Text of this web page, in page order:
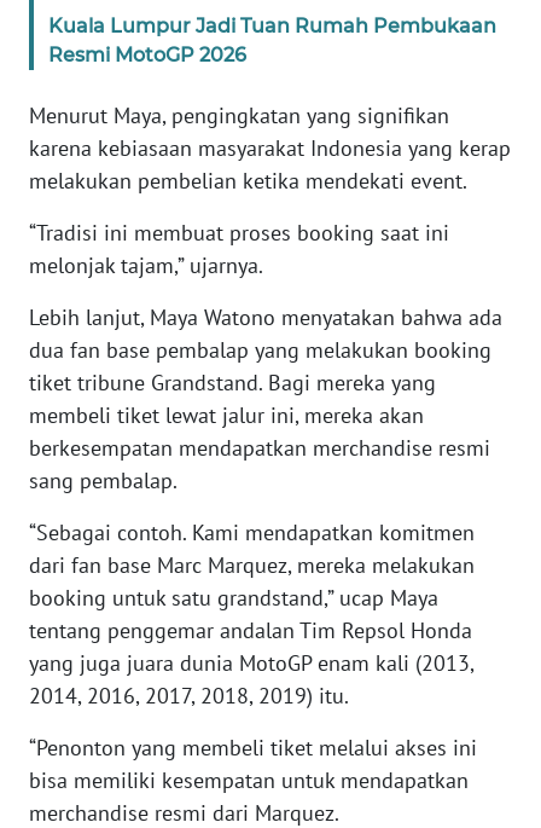
Kuala Lumpur Jadi Tuan Rumah Pembukaan
Resmi MotoGP 2026
Menurut Maya, pengingkatan yang signifikan
karena kebiasaan masyarakat Indonesia yang kerap
melakukan pembelian ketika mendekati event.
“Tradisi ini membuat proses booking saat ini
melonjak tajam,” ujarnya.
Lebih lanjut, Maya Watono menyatakan bahwa ada
dua fan base pembalap yang melakukan booking
tiket tribune Grandstand. Bagi mereka yang
membeli tiket lewat jalur ini, mereka akan
berkesempatan mendapatkan merchandise resmi
sang pembalap.
“Sebagai contoh. Kami mendapatkan komitmen
dari fan base Marc Marquez, mereka melakukan
booking untuk satu grandstand,” ucap Maya
tentang penggemar andalan Tim Repsol Honda
yang juga juara dunia MotoGP enam kali (2013,
2014, 2016, 2017, 2018, 2019) itu.
“Penonton yang membeli tiket melalui akses ini
bisa memiliki kesempatan untuk mendapatkan
merchandise resmi dari Marquez.
WN
PAPUA
BARAT
RIAU
WN
SERAMBI
WN
JAMBI
SULTRA
WN
NTB
WN
WN
SULBAR